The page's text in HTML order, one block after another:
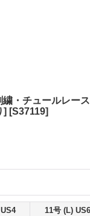
・チュールレー
] [S37119]
11号 (L) US6